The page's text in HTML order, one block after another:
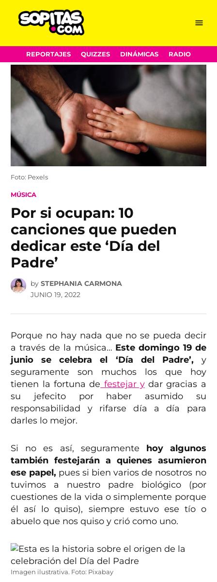
Skip
to
content
Menu
REPORTAJES QUIZZES DINÁMICAS RADIO
Foto: Pexels
POSTED
MÚSICA
Por si ocupan: 10
canciones que pueden
dedicar este ‘Día del
Padre’
by STEPHANIA CARMONA
JUNIO 19, 2022
Porque no hay nada que no se pueda decir
a través de la música… Este domingo 19 de
junio
se celebra el ‘Día del Padre’, y
seguramente son muchos los que hoy
tienen la fortuna de festejar ydar gracias a
su jefecito por haber asumido su
responsabilidad y rifarse día a día para
darles lo mejor.
Si no es así, seguramente hoy algunos
también festejarán a quienes asumieron
ese papel, pues si bien varios de nosotros no
tuvimos a nuestro padre biológico (por
cuestiones de la vida o simplemente porque
él así lo quiso), siempre estuvo ese tío o
abuelo que nos quiso y crió como uno.
Imagen ilustrativa. Foto: Pixabay